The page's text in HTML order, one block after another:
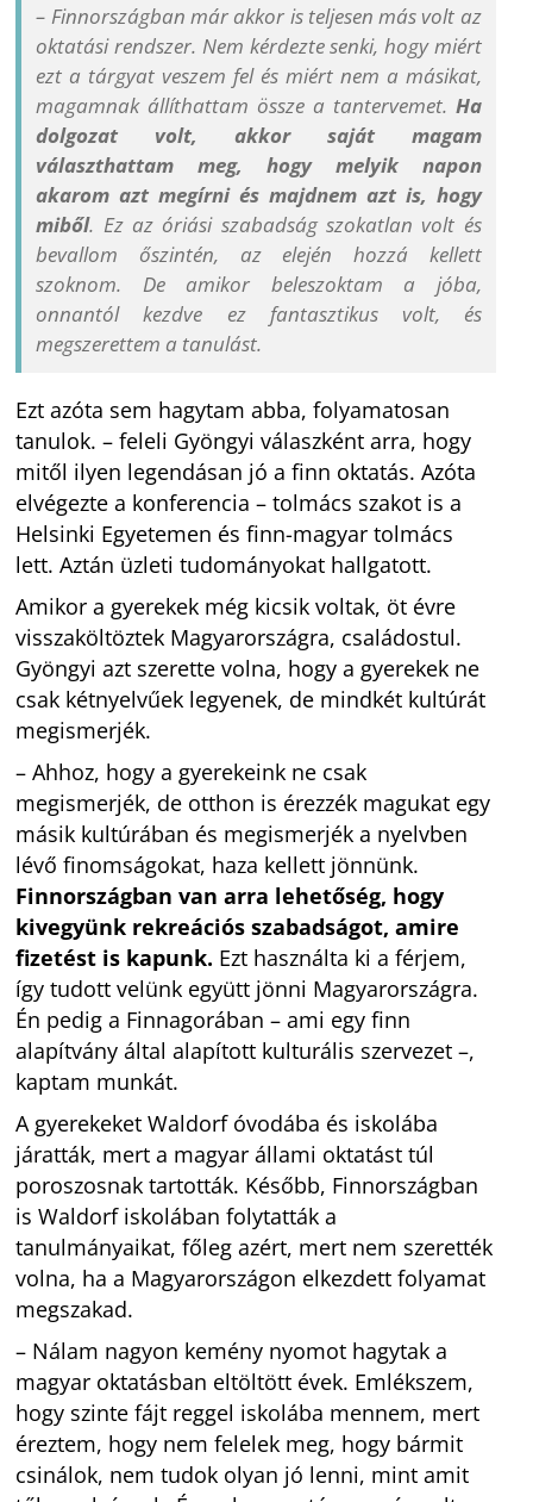
– Finnországban már akkor is teljesen más volt az
oktatási rendszer. Nem kérdezte senki, hogy miért
ezt a tárgyat veszem fel és miért nem a másikat,
magamnak állíthattam össze a tantervemet. Ha
dolgozat volt, akkor saját magam
választhattam meg, hogy melyik napon
akarom azt megírni és majdnem azt is, hogy
miből. Ez az óriási szabadság szokatlan volt és
bevallom őszintén, az elején hozzá kellett
szoknom. De amikor beleszoktam a jóba,
onnantól kezdve ez fantasztikus volt, és
megszerettem a tanulást.
Ezt azóta sem hagytam abba, folyamatosan
tanulok. – feleli Gyöngyi válaszként arra, hogy
mitől ilyen legendásan jó a finn oktatás. Azóta
elvégezte a konferencia – tolmács szakot is a
Helsinki Egyetemen és finn-magyar tolmács
lett. Aztán üzleti tudományokat hallgatott.
Amikor a gyerekek még kicsik voltak, öt évre
visszaköltöztek Magyarországra, családostul.
Gyöngyi azt szerette volna, hogy a gyerekek ne
csak kétnyelvűek legyenek, de mindkét kultúrát
megismerjék.
– Ahhoz, hogy a gyerekeink ne csak
megismerjék, de otthon is érezzék magukat egy
másik kultúrában és megismerjék a nyelvben
lévő finomságokat, haza kellett jönnünk.
Finnországban van arra lehetőség, hogy
kivegyünk rekreációs szabadságot, amire
fizetést is kapunk. Ezt használta ki a férjem,
így tudott velünk együtt jönni Magyarországra.
Én pedig a Finnagorában – ami egy finn
alapítvány által alapított kulturális szervezet –,
kaptam munkát.
A gyerekeket Waldorf óvodába és iskolába
járatták, mert a magyar állami oktatást túl
poroszosnak tartották. Később, Finnországban
is Waldorf iskolában folytatták a
tanulmányaikat, főleg azért, mert nem szerették
volna, ha a Magyarországon elkezdett folyamat
megszakad.
– Nálam nagyon kemény nyomot hagytak a
magyar oktatásban eltöltött évek. Emlékszem,
hogy szinte fájt reggel iskolába mennem, mert
éreztem, hogy nem felelek meg, hogy bármit
csinálok, nem tudok olyan jó lenni, mint amit